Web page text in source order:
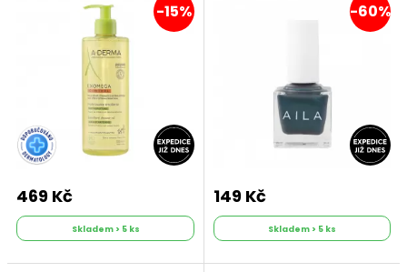
-15%
469 Kč
Skladem > 5 ks
-60%
149 Kč
Skladem > 5 ks